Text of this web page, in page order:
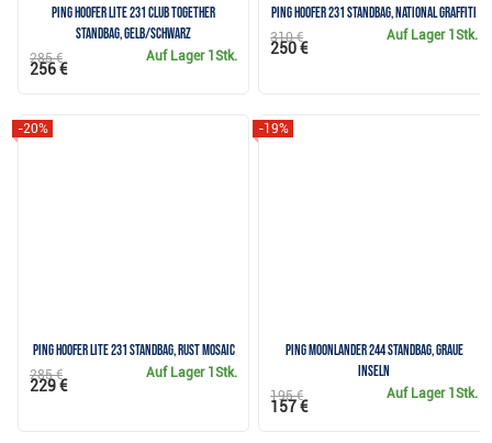
PING Hoofer Lite 231 Club Together
Standbag, Gelb/Schwarz
Auf Lager 1Stk.
285 €
256 €
Ping Hoofer 231 Standbag, national graffiti
Auf Lager 1Stk.
310 €
250 €
Ping Hoofer Lite 231 Standbag, rust mosaic
-20%
Auf Lager 1Stk.
285 €
229 €
Ping Moonlander 244 Standbag, graue
Inseln
-19%
Auf Lager 1Stk.
195 €
157 €